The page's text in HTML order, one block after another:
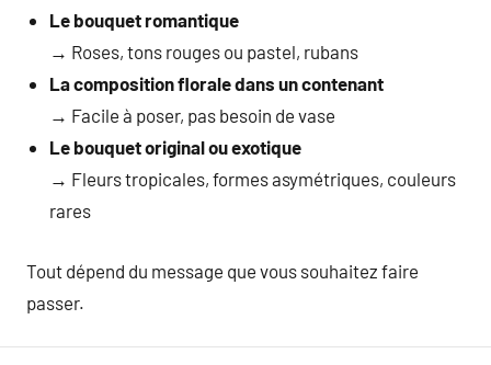
Le bouquet romantique
→ Roses, tons rouges ou pastel, rubans
La composition florale dans un contenant
→ Facile à poser, pas besoin de vase
Le bouquet original ou exotique
→ Fleurs tropicales, formes asymétriques, couleurs
rares
Tout dépend du message que vous souhaitez faire
passer.